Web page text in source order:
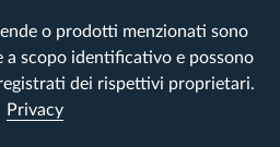
o prodotti menzionati sono
a scopo identificativo e possono
dei rispettivi proprietari.
Privacy